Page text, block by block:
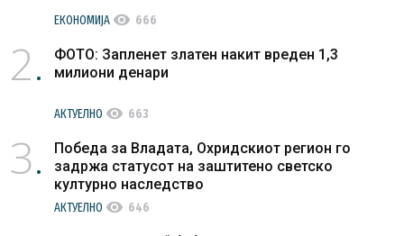
ЕКОНОМИЈА visibility 666
2
ФОТО: Запленет златен накит вреден 1,3
милиони денари
АКТУЕЛНО visibility 663
3
Победа за Владата, Охридскиот регион го
задржа статусот на заштитено светско
културно наследство
АКТУЕЛНО visibility 646